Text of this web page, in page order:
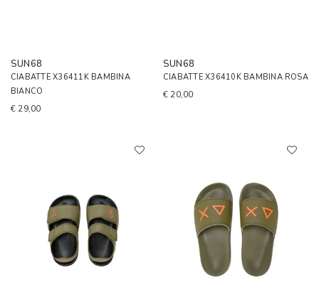
SUN68
CIABATTE X36411K BAMBINA
BIANCO
€ 29,00
SUN68
CIABATTE X36410K BAMBINA ROSA
€ 20,00